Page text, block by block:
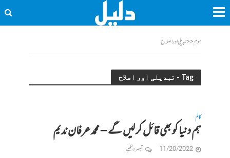
ہوم<<تبدیلی اور اصلاح
Tag - تبدیلی اور اصلاح
کالم
ہم دنیا کو بھی قائل کر لیں گے – محمد عرفان ندیم
11/20/2022 تبصرہ لکھیے